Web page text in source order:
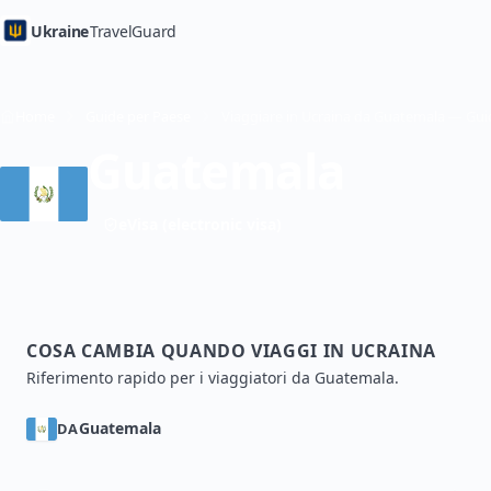
UkraineTravelGuard
COSA CAMBIA QUANDO VIAGGI IN UCRAINA
Riferimento rapido per i viaggiatori da Guatemala.
DAGuatemala